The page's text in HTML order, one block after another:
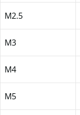
M2.5
M3
M4
M5